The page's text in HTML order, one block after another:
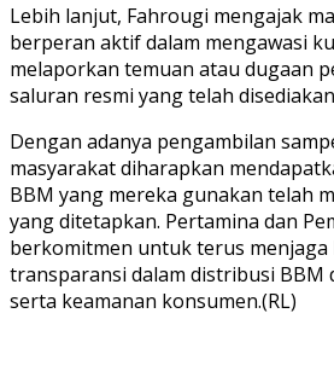
Lebih lanjut, Fahrougi mengajak
berperan aktif dalam mengawasi
melaporkan temuan atau dugaan
saluran resmi yang telah
Dengan adanya pengambilan
masyarakat diharapkan
BBM yang mereka gunakan telah
yang ditetapkan. Pertamina dan
berkomitmen untuk terus menjaga
transparansi dalam distribusi BBM
serta keamanan konsumen.(RL)